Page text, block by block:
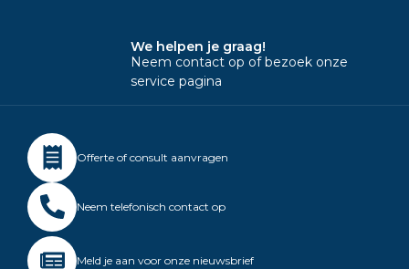
We helpen je graag!
Neem contact op of bezoek onze
service pagina
Offerte of consult aanvragen
Neem telefonisch contact op
Meld je aan voor onze nieuwsbrief